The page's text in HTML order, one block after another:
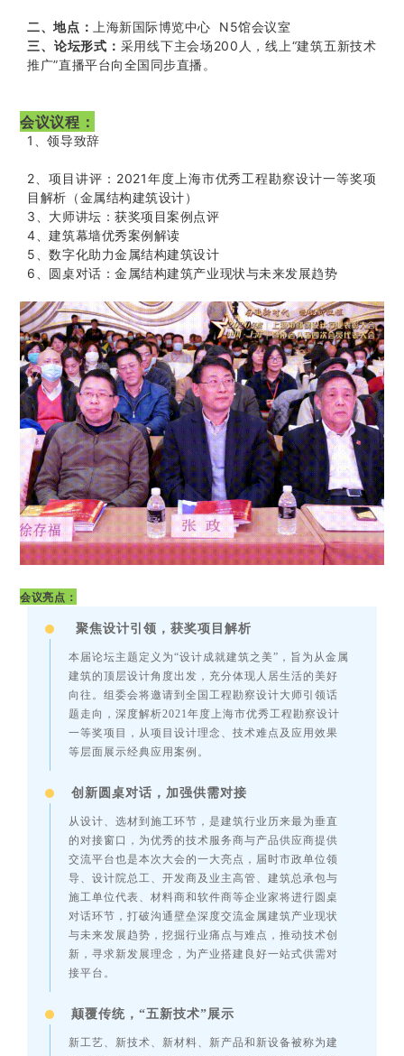
二、地点：
上海新国际博览中心 N5馆会议室
三、论坛形式： 采用线下主会场200人，线上“建筑五新技术
推广”直播平台向全国同步直播。
会议议程：
1、领导致辞
2、项目讲评：2021年度上海市优秀工程勘察设计一等奖项
目解析（金属结构建筑设计）
3、大师讲坛：获奖项目案例点评
4、建筑幕墙优秀案例解读
5、数字化助力金属结构建筑设计
6、圆桌对话：金属结构建筑产业现状与未来发展趋势
会议亮点：
聚焦设计引领，获奖项目解析
本届论坛主题定义为“设计成就建筑之美”，旨为从金属
建筑的顶层设计角度出发，充分体现人居生活的美好
向往。组委会将邀请到全国工程勘察设计大师引领话
题走向，深度解析2021年度上海市优秀工程勘察设计
一等奖项目，从项目设计理念、技术难点及应用效果
等层面展示经典应用案例。
创新圆桌对话，加强供需对接
从设计、选材到施工环节，是建筑行业历来最为垂直
的对接窗口，为优秀的技术服务商与产品供应商提供
交流平台也是本次大会的一大亮点，届时市政单位领
导、设计院总工、开发商及业主高管、建筑总承包与
施工单位代表、材料商和软件商等企业家将进行圆桌
对话环节，打破沟通壁垒深度交流金属建筑产业现状
与未来发展趋势，挖掘行业痛点与难点，推动技术创
新，寻求新发展理念，为产业搭建良好一站式供需对
接平台。
颠覆传统，“五新技术”展示
新工艺、新技术、新材料、新产品和新设备被称为建